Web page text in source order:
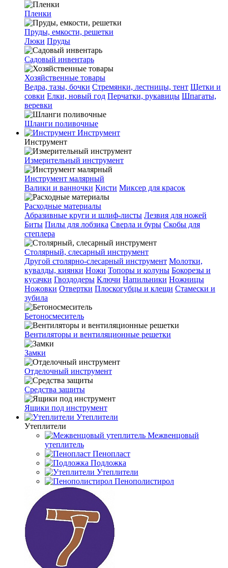
Пленки
Пруды, емкости, решетки
Люки Пруды
Садовый инвентарь
Хозяйственные товары
Ведра, тазы, бочки Стремянки, лестницы, тент Щетки и
совки Елки, новый год Перчатки, рукавицы Шпагаты,
веревки
Шланги поливочные
Инструмент
Инструмент
Измерительный инструмент
Инструмент малярный
Валики и ванночки Кисти Миксер для красок
Расходные материалы
Абразивные круги и шлиф-листы Лезвия для ножей
Биты Пилы для лобзика Сверла и буры Скобы для
степлера
Столярный, слесарный инструмент
Другой столярно-слесарный инструмент Молотки,
кувалды, киянки Ножи Топоры и колуны Бокорезы и
кусачки Гвоздодеры Ключи Напильники Ножницы
Ножовки Отвертки Плоскогубцы и клещи Стамески и
зубила
Бетоносмеситель
Вентиляторы и вентиляционные решетки
Замки
Отделочный инструмент
Средства защиты
Ящики под инструмент
Утеплители
Утеплители
Межвенцовый
утеплитель
Пенопласт
Подложка
Утеплители
Пенополистирол